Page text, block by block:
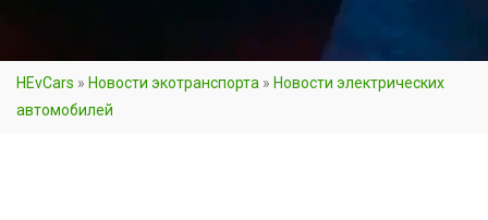
HEvCars » Новости экотранспорта » Новости электрических
автомобилей